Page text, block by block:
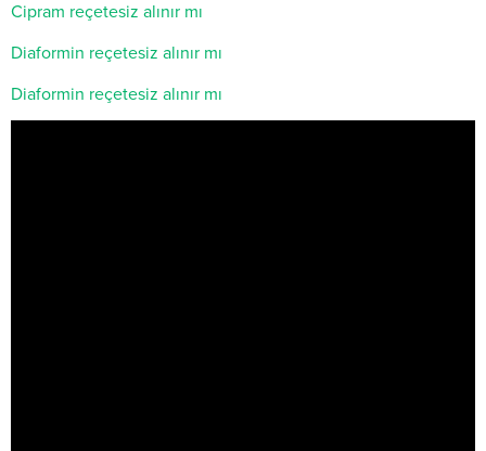
Cipram reçetesiz alınır mı
Diaformin reçetesiz alınır mı
Diaformin reçetesiz alınır mı